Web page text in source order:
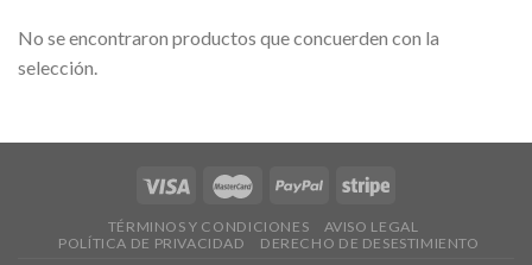
No se encontraron productos que concuerden con la
selección.
TÉRMINOS Y CONDICIONES
AVISO LEGAL
POLÍTICA DE PRIVACIDAD
DERECHO DE DESESTIMIENTO